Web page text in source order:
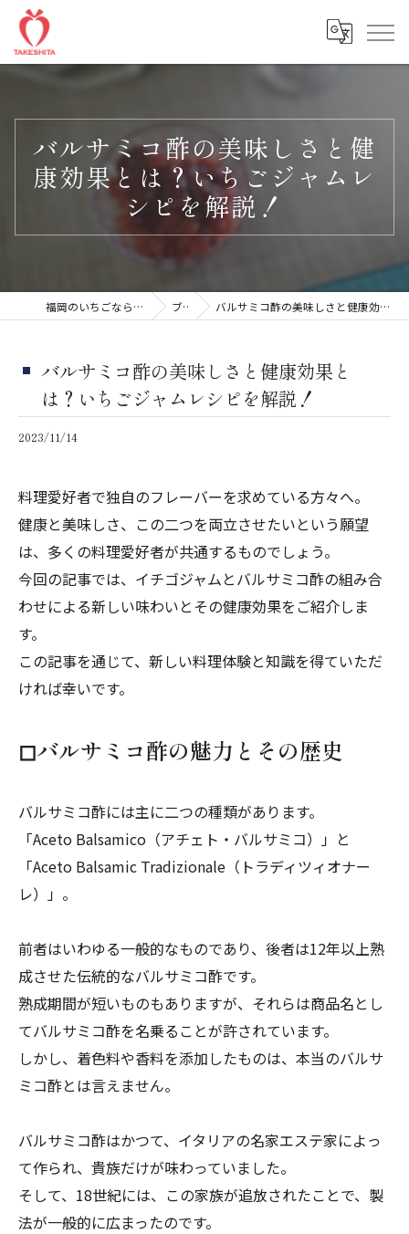
バルサミコ酢の美味しさと健
康効果とは？いちごジャムレ
シピを解説！
福岡のいちごなら楽農ファームたけした ブログ バルサミコ酢の美味しさと健康効果とは？いちごジャムレシピを解説！
バルサミコ酢の美味しさと健康効果と
は？いちごジャムレシピを解説！
2023/11/14
料理愛好者で独自のフレーバーを求めている方々へ。
健康と美味しさ、この二つを両立させたいという願望
は、多くの料理愛好者が共通するものでしょう。
今回の記事では、イチゴジャムとバルサミコ酢の組み合
わせによる新しい味わいとその健康効果をご紹介しま
す。
この記事を通じて、新しい料理体験と知識を得ていただ
ければ幸いです。
◻︎バルサミコ酢の魅力とその歴史
バルサミコ酢には主に二つの種類があります。
「Aceto Balsamico（アチェト・バルサミコ）」と
「Aceto Balsamic Tradizionale（トラディツィオナー
レ）」。
前者はいわゆる一般的なものであり、後者は12年以上熟
成させた伝統的なバルサミコ酢です。
熟成期間が短いものもありますが、それらは商品名とし
てバルサミコ酢を名乗ることが許されています。
しかし、着色料や香料を添加したものは、本当のバルサ
ミコ酢とは言えません。
バルサミコ酢はかつて、イタリアの名家エステ家によっ
て作られ、貴族だけが味わっていました。
そして、18世紀には、この家族が追放されたことで、製
法が一般的に広まったのです。